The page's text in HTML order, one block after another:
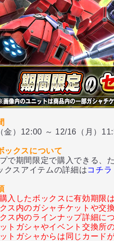
）12:00 ～ 12/16（月）
ックスについて
で期間限定で購入できる、
スアイテムの詳細はコチラ
入したボックスに有効期限
ス内のガシャチケットや交
ス内のラインナップ詳細に
トガシャやイベント交換所
トガシャからは同じカード